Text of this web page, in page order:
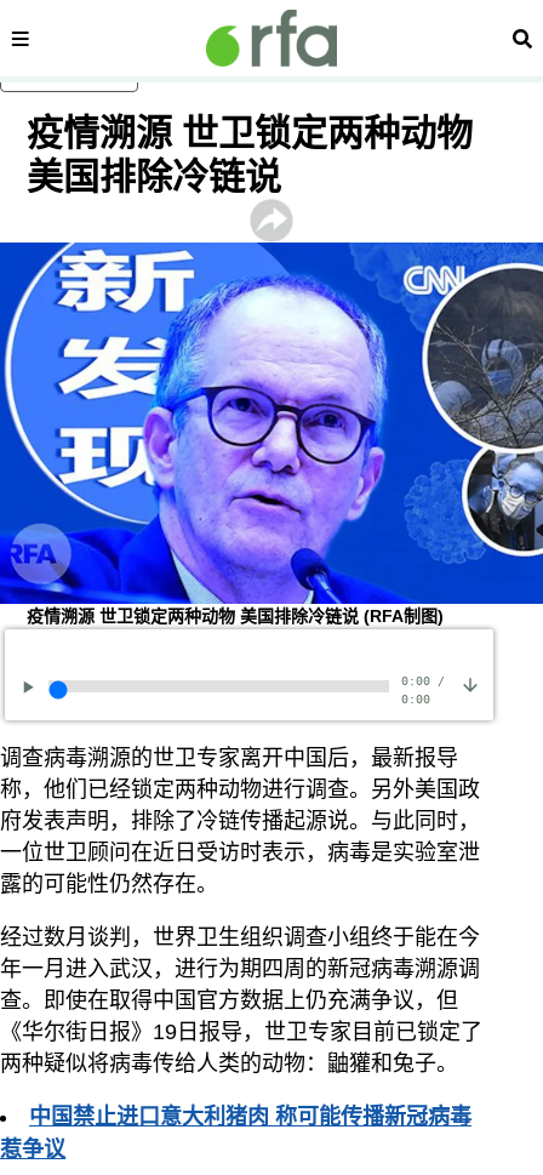
内容分类 搜
疫情溯源 世卫锁定两种动物
美国排除冷链说
疫情溯源 世卫锁定两种动物 美国排除冷链说(RFA制图)
0:00/
0:00
调查病毒溯源的世卫专家离开中国后，最新报导
称，他们已经锁定两种动物进行调查。另外美国政
府发表声明，排除了冷链传播起源说。与此同时，
一位世卫顾问在近日受访时表示，病毒是实验室泄
露的可能性仍然存在。
经过数月谈判，世界卫生组织调查小组终于能在今
年一月进入武汉，进行为期四周的新冠病毒溯源调
查。即使在取得中国官方数据上仍充满争议，但
《华尔街日报》19日报导，世卫专家目前已锁定了
两种疑似将病毒传给人类的动物：鼬獾和兔子。
中国禁止进口意大利猪肉 称可能传播新冠病毒
惹争议